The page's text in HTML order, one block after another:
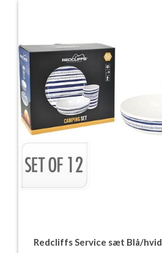
Redcliffs Service sæt Blå/hvid